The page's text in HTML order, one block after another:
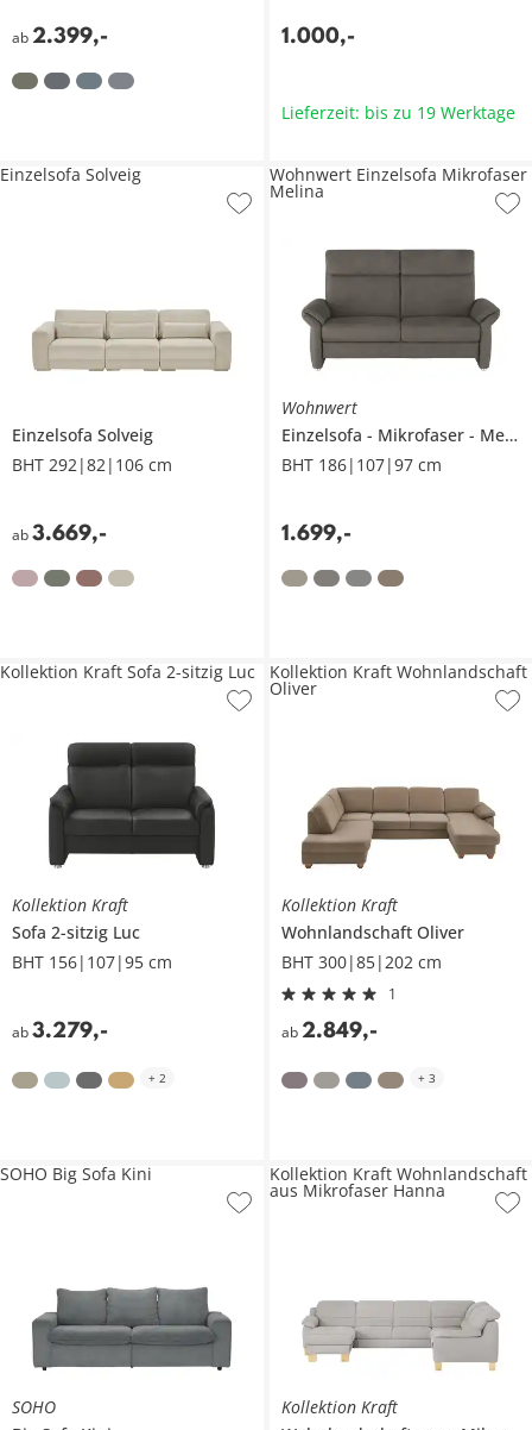
ab 2.399,- 1.000,-
Lieferzeit: bis zu 19 Werktage
Einzelsofa Solveig
BHT 292|82|106 cm
ab3.669,-
Einzelsofa Solveig
Wohnwert
Einzelsofa
Mikrofaser
Melina
BHT 186|107|97 cm
1.699,-
Wohnwert Einzelsofa Mikrofaser
Melina
Kollektion Kraft
Sofa 2-sitzig Luc
BHT 156|107|95 cm
ab3.279,-
Kollektion Kraft Sofa 2-sitzig Luc
+ 2
Kollektion Kraft
Wohnlandschaft Oliver
BHT 300|85|202 cm
1
ab 2.849,-
Kollektion Kraft Wohnlandschaft
Oliver
+ 3
SOHO
SOHO Big Sofa Kini
Kollektion Kraft
Kollektion Kraft Wohnlandschaft
aus Mikrofaser Hanna